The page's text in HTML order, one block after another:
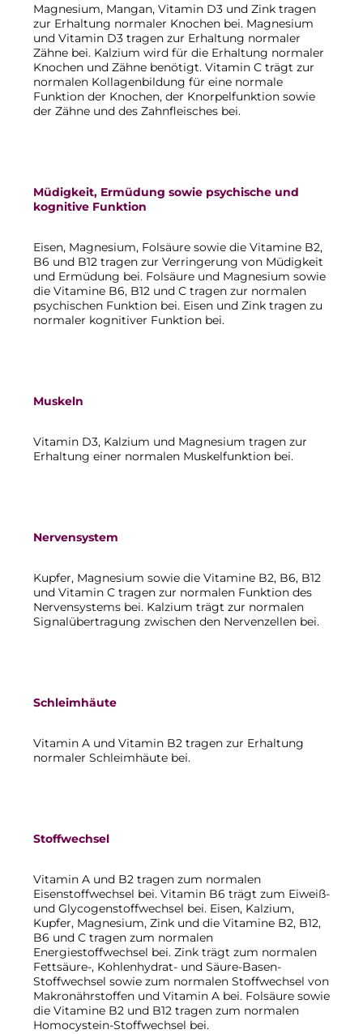
Magnesium, Mangan, Vitamin D3 und Zink tragen
zur Erhaltung normaler Knochen bei. Magnesium
und Vitamin D3 tragen zur Erhaltung normaler
Zähne bei. Kalzium wird für die Erhaltung normaler
Knochen und Zähne benötigt. Vitamin C trägt zur
normalen Kollagenbildung für eine normale
Funktion der Knochen, der Knorpelfunktion sowie
der Zähne und des Zahnfleisches bei.
Müdigkeit, Ermüdung sowie psychische und
kognitive Funktion
Eisen, Magnesium, Folsäure sowie die Vitamine B2,
B6 und B12 tragen zur Verringerung von Müdigkeit
und Ermüdung bei. Folsäure und Magnesium sowie
die Vitamine B6, B12 und C tragen zur normalen
psychischen Funktion bei. Eisen und Zink tragen zu
normaler kognitiver Funktion bei.
Muskeln
Vitamin D3, Kalzium und Magnesium tragen zur
Erhaltung einer normalen Muskelfunktion bei.
Nervensystem
Kupfer, Magnesium sowie die Vitamine B2, B6, B12
und Vitamin C tragen zur normalen Funktion des
Nervensystems bei. Kalzium trägt zur normalen
Signalübertragung zwischen den Nervenzellen bei.
Schleimhäute
Vitamin A und Vitamin B2 tragen zur Erhaltung
normaler Schleimhäute bei.
Stoffwechsel
Vitamin A und B2 tragen zum normalen
Eisenstoffwechsel bei. Vitamin B6 trägt zum Eiweiß-
und Glycogenstoffwechsel bei. Eisen, Kalzium,
Kupfer, Magnesium, Zink und die Vitamine B2, B12,
B6 und C tragen zum normalen
Energiestoffwechsel bei. Zink trägt zum normalen
Fettsäure-, Kohlenhydrat- und Säure-Basen-
Stoffwechsel sowie zum normalen Stoffwechsel von
Makronährstoffen und Vitamin A bei. Folsäure sowie
die Vitamine B2 und B12 tragen zum normalen
Homocystein-Stoffwechsel bei.